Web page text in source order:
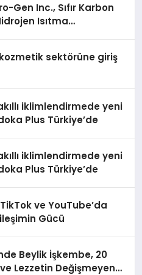
Gen Inc., Sıfır Karbon
Isıtma
sektörüne giriş
iklimlendirmede yeni
Plus Türkiye’de
iklimlendirmede yeni
Plus Türkiye’de
ve YouTube’da
Gücü
Beylik İşkembe, 20
ve Lezzetin Değişmeyen